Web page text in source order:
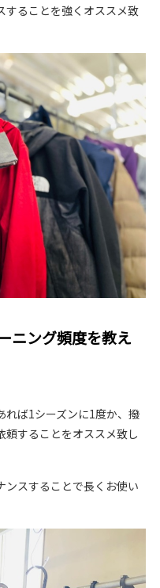
することを強くオススメ致
ニング頻度を教え
れば1シーズンに1度か、撥
することをオススメ致し
ンスすることで長くお使い